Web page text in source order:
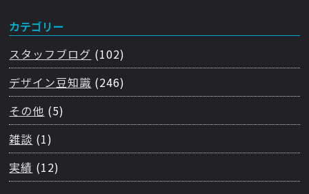
カテゴリー
スタッフブログ (102)
デザイン豆知識 (246)
その他 (5)
雑談 (1)
実績 (12)